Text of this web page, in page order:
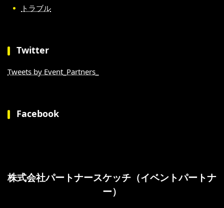
トラブル
Twitter
Tweets by Event_Partners_
Facebook
株式会社パートナースケッチ（イベントパートナ
ー）